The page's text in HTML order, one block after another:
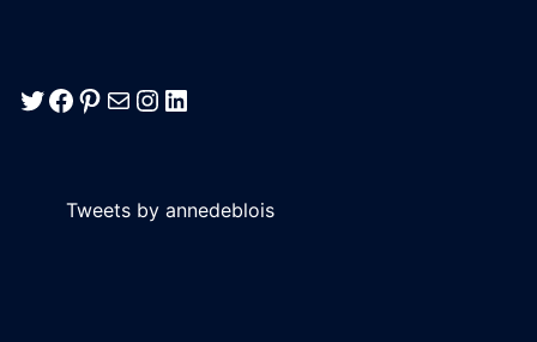
Twitter
Facebook
Pinterest
E-mailInstagram
LinkedIn
Tweets by annedeblois